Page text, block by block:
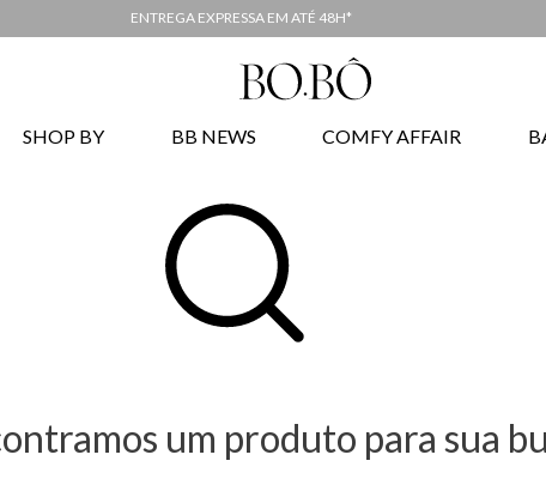
ENTREGA EXPRESSA EM ATÉ 48H*
SHOP BY BB NEWS COMFY AFFAIR
um produto para sua